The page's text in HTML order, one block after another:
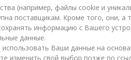
(например, файлы cookie и
поставщикам. Кроме того, они, а
информацию с Вашего
данные.
Ваши данные на
изменить свой выбор позже по